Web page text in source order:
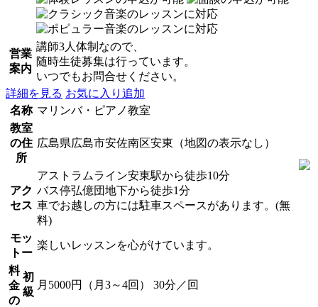
営業
案内
講師3人体制なので、
随時生徒募集は行っています。
いつでもお問合せください。
詳細を見る お気に入り追加
名称 マリンバ・ピアノ教室
教室
の住
所
広島県広島市安佐南区安東（地図の表示なし）
アク
セス
アストラムライン安東駅から徒歩10分
バス停弘億団地下から徒歩1分
車でお越しの方には駐車スペースがあります。(無
料)
モッ
トー
楽しいレッスンを心がけています。
料
金
の
初
級
月5000円（月3～4回） 30分／回